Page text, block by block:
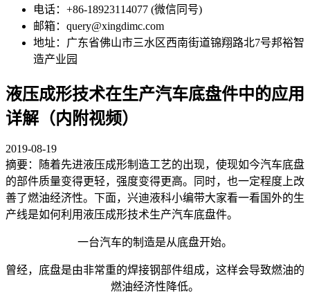
电话：+86-18923114077 (微信同号)
邮箱：query@xingdimc.com
地址：广东省佛山市三水区西南街道锦翔路北7号邦裕智
造产业园
液压成形技术在生产汽车底盘件中的应用
详解（内附视频）
2019-08-19
摘要：随着先进液压成形制造工艺的出现，使现如今汽车底盘
的部件质量变得更轻，强度变得更高。同时，也一定程度上改
善了燃油经济性。下面，兴迪液科小编带大家看一看国外的生
产线是如何利用液压成形技术生产汽车底盘件。
一台汽车的制造是从底盘开始。
曾经，底盘是由非常重的焊接钢部件组成，这样会导致燃油的
燃油经济性降低。